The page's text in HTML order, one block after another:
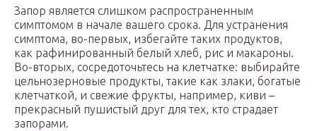
Запор является слишком распространенным
симптомом в начале вашего срока. Для устранения
симптома, во-первых, избегайте таких продуктов,
как рафинированный белый хлеб, рис и макароны.
Во-вторых, сосредоточьтесь на клетчатке: выбирайте
цельнозерновые продукты, такие как злаки, богатые
клетчаткой, и свежие фрукты, например, киви –
прекрасный пушистый друг для тех, кто страдает
запорами.